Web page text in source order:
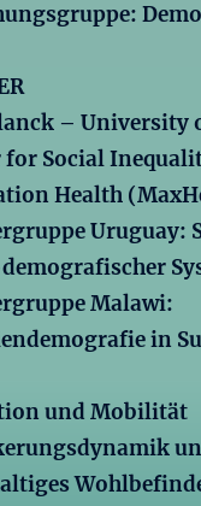
– University
for Social
Health
Uruguay:
Malawi:
in
und Mobilität